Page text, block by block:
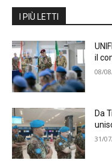
I PIÙ LETTI
il
08/
Da
31/